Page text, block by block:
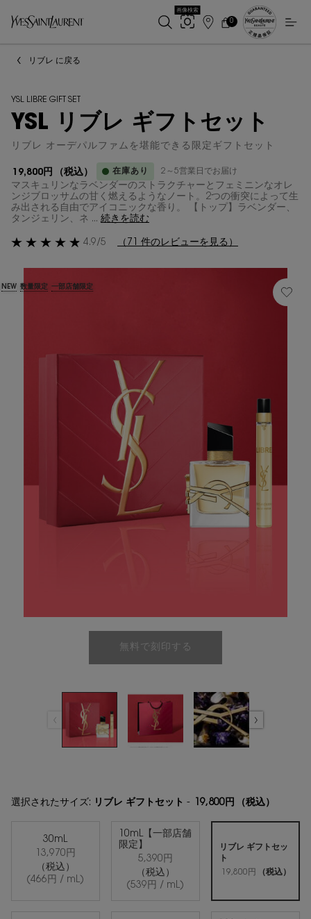
画像検索
店
カ
0
0 カート内の製品
リブレ に戻る
YSL LIBRE GIFT SET
YSL リブレ ギフトセット
リブレ オーデパルファムを堪能できる限定ギフトセット
19,800円 （税込） 在庫あり 2～5営業日でお届け
マスキュリンなラベンダーのストラクチャーとフェミニンなオレ
ンジブロッサムの甘く燃えるようなノート。2つの衝突によって生
み出される自由でアイコニックな香り。 【トップ】ラベンダー、
タンジェリン、ネ ... 続きを読む
4.9/5 （71 件のレビューを見る）
NEW 数量限定 一部店舗限定
無料で刻印する
選択されたサイズ: リブレ ギフトセット - 19,800円 （税込）
選択済み
30mL
13,970円
（税込）
(466円 / mL)
, 1/7 選択済み
10mL【一部店舗
限定】
5,390円
（税込）
(539円 / mL)
, 2/7 選択済み
リブレ ギフトセッ
ト
19,800円
（税込）
, 3/7